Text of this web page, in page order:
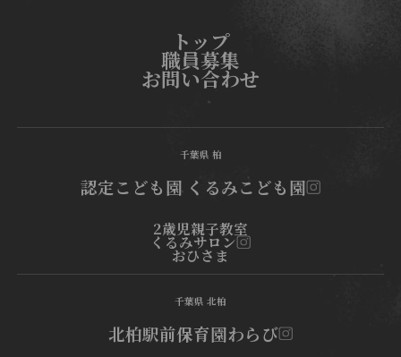
トップ
職員募集
お問い合わせ
千葉県 柏
認定こども園 くるみこども園
2歳児親子教室
くるみサロン
おひさま
千葉県 北柏
北柏駅前保育園わらび